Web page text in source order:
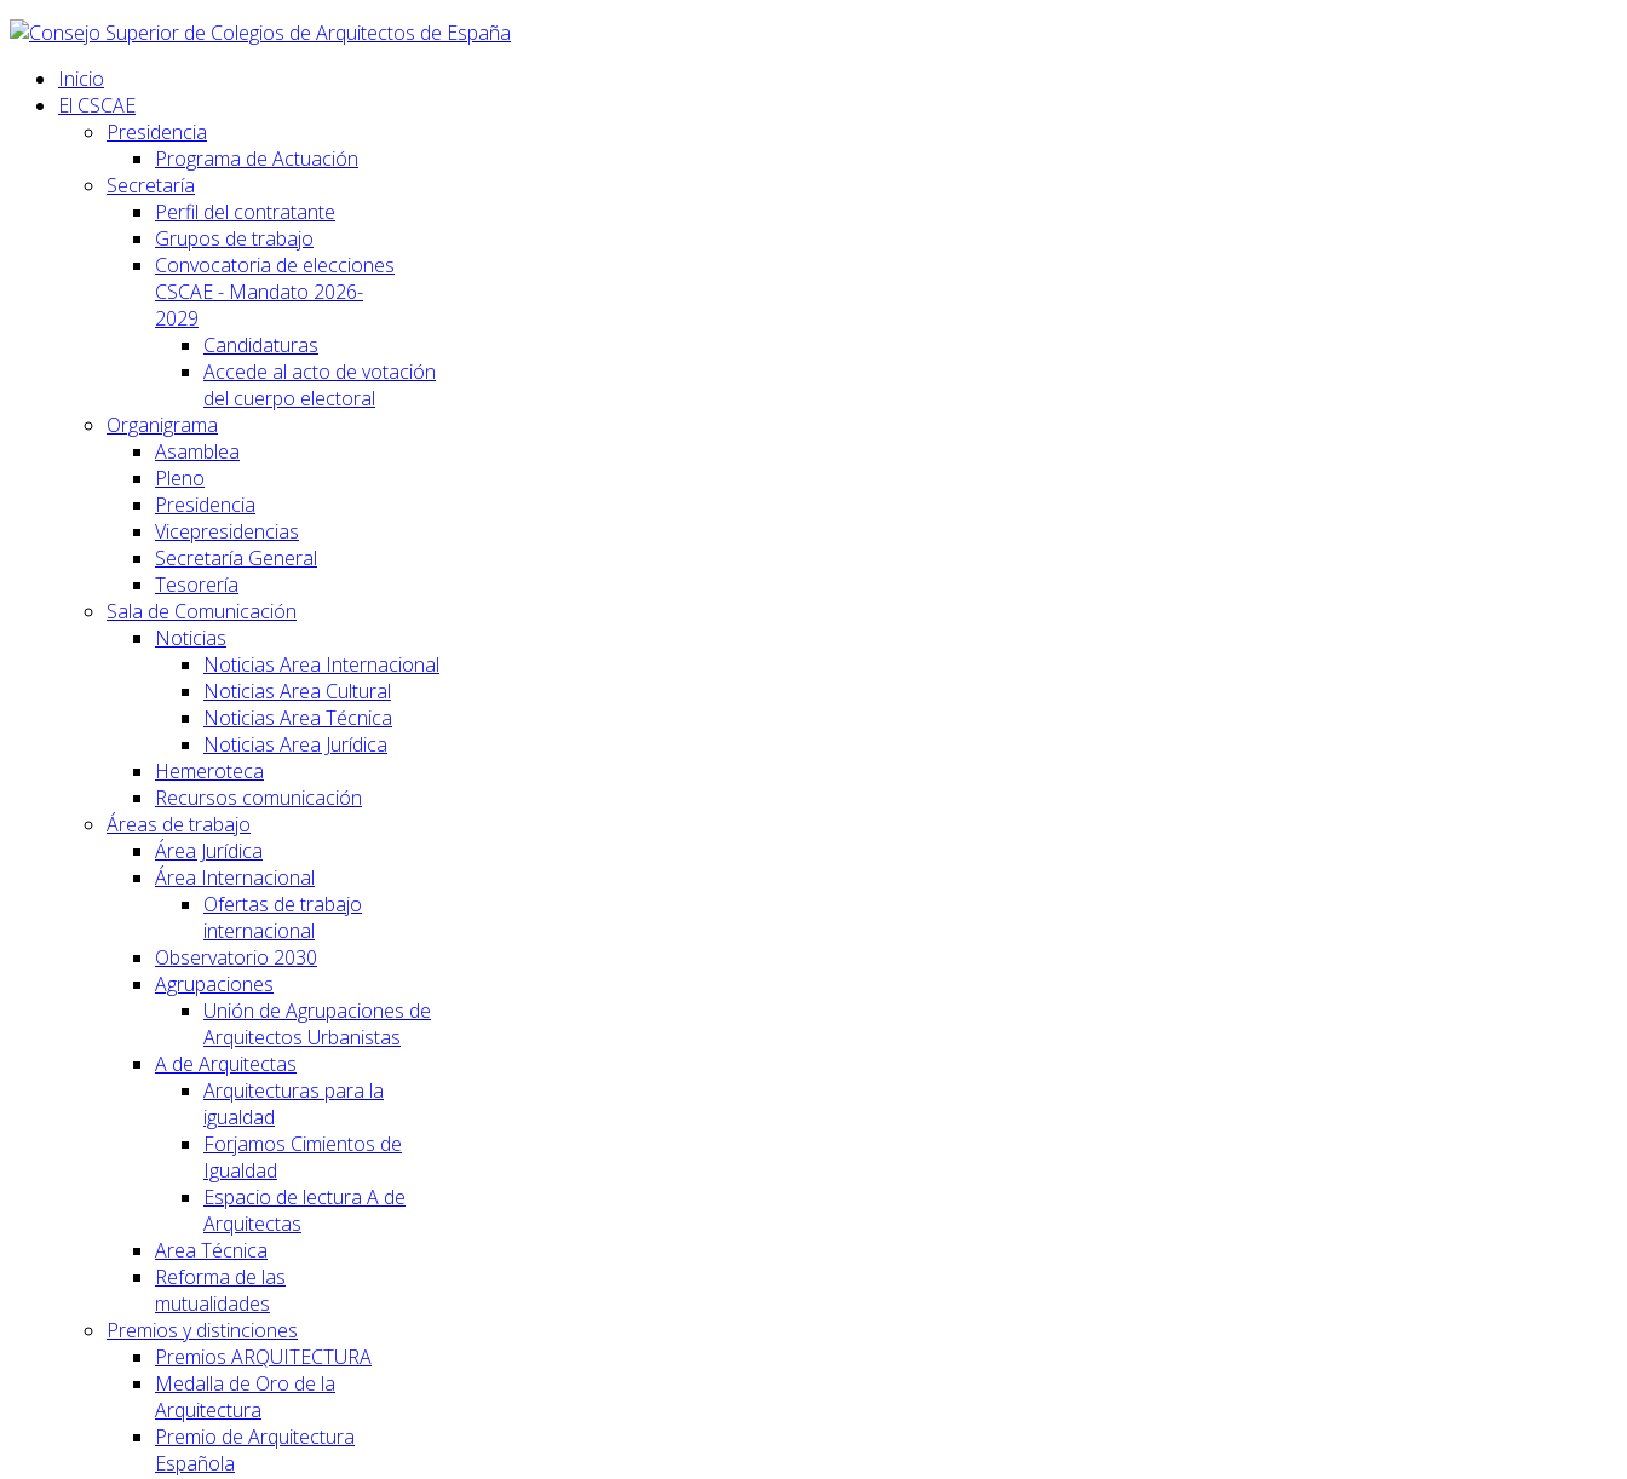
Inicio
El CSCAE
Presidencia
Programa de Actuación
Secretaría
Perfil del contratante
Grupos de trabajo
Convocatoria de elecciones
CSCAE - Mandato 2026-
2029
Candidaturas
Accede al acto de votación
del cuerpo electoral
Organigrama
Asamblea
Pleno
Presidencia
Vicepresidencias
Secretaría General
Tesorería
Sala de Comunicación
Noticias
Noticias Area Internacional
Noticias Area Cultural
Noticias Area Técnica
Noticias Area Jurídica
Hemeroteca
Recursos comunicación
Áreas de trabajo
Área Jurídica
Área Internacional
Ofertas de trabajo
internacional
Observatorio 2030
Agrupaciones
Unión de Agrupaciones de
Arquitectos Urbanistas
A de Arquitectas
Arquitecturas para la
igualdad
Forjamos Cimientos de
Igualdad
Espacio de lectura A de
Arquitectas
Area Técnica
Reforma de las
mutualidades
Premios y distinciones
Premios ARQUITECTURA
Medalla de Oro de la
Arquitectura
Premio de Arquitectura
Española